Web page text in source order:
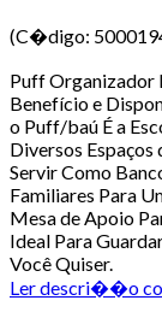
(C�digo:
Puff Organizador
Benefício e
o Puff/baú É a
Diversos Espaços
Servir Como
Familiares Para
Mesa de Apoio
Ideal Para
Você Quiser.
Ler descri��o